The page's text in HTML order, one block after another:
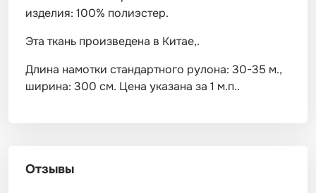
изделия: 100% полиэстер.
Эта ткань произведена в Китае,.
Длина намотки стандартного рулона: 30-35 м.,
ширина: 300 см. Цена указана за 1 м.п..
Отзывы